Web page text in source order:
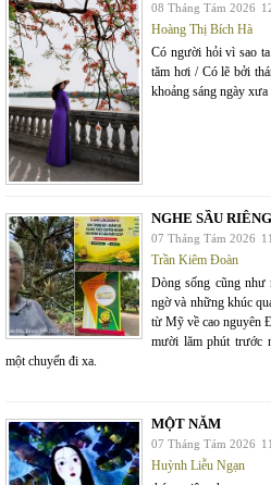
08 Tháng Tám 2026
Hoàng Thị Bích Hà
Có người hỏi vì sao
tăm hơi / Có lẽ bởi
khoảng sáng ngày xưa
NGHE SẦU
07 Tháng Tám 2026
Trần Kiêm Đoàn
Dòng sống cũng như
ngờ và những khúc
từ Mỹ về cao nguyên
mười lăm phút trước
một chuyến đi xa.
MỘT NĂM
07 Tháng Tám 2026
Huỳnh Liễu Ngạn